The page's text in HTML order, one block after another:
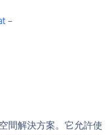
–
間解決方案。它允許使